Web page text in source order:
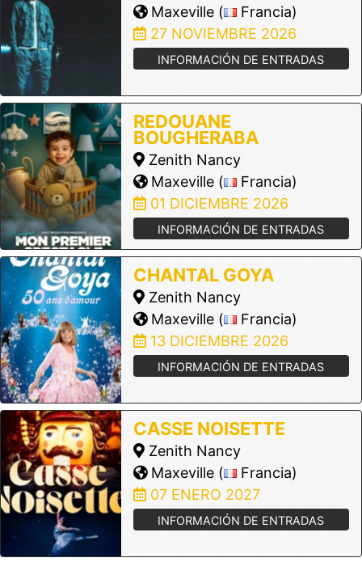
Maxeville (
Francia)
27 NOVIEMBRE 2026
INFORMACIÓN DE ENTRADAS
REDOUANE
BOUGHERABA
Zenith Nancy
Maxeville (
Francia)
01 DICIEMBRE 2026
INFORMACIÓN DE ENTRADAS
CHANTAL GOYA
Zenith Nancy
Maxeville (
Francia)
13 DICIEMBRE 2026
INFORMACIÓN DE ENTRADAS
CASSE NOISETTE
Zenith Nancy
Maxeville (
Francia)
07 ENERO 2027
INFORMACIÓN DE ENTRADAS